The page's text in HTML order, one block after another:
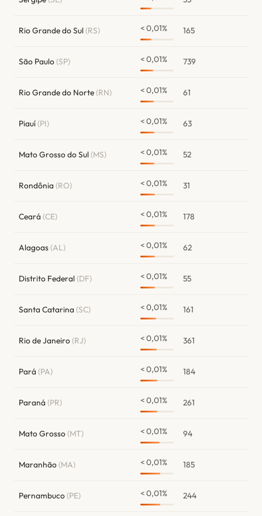
Rio Grande do Sul(RS) < 0,01% 165
São Paulo(SP) < 0,01% 739
Rio Grande do Norte(RN) < 0,01% 61
Piauí(PI) < 0,01% 63
Mato Grosso do Sul(MS) < 0,01% 52
Rondônia (RO) < 0,01% 31
Ceará (CE) < 0,01% 178
Alagoas(AL) < 0,01% 62
Distrito Federal(DF) < 0,01% 55
Santa Catarina (SC) < 0,01% 161
Rio de Janeiro(RJ) < 0,01% 361
Pará (PA) < 0,01% 184
Paraná (PR) < 0,01% 261
Mato Grosso(MT) < 0,01% 94
Maranhão(MA) < 0,01% 185
Pernambuco(PE) < 0,01% 244